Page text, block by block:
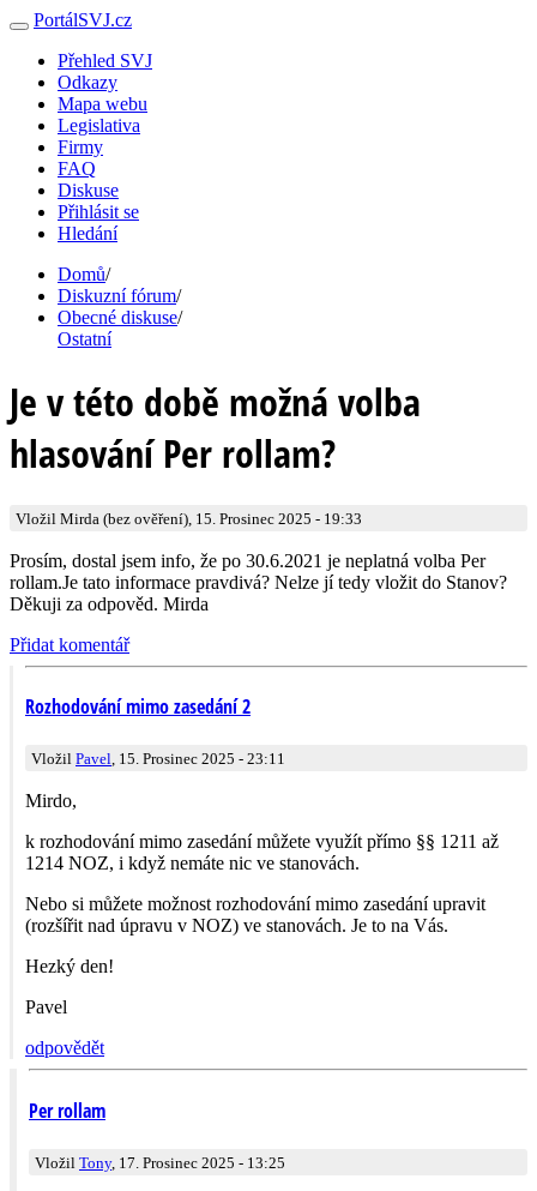
PortálSVJ.cz
Přehled SVJ
Odkazy
Mapa webu
Legislativa
Firmy
FAQ
Diskuse
Přihlásit se
Hledání
Domů/
Diskuzní fórum/
Obecné diskuse/
Ostatní
Je v této době možná volba
hlasování Per rollam?
Vložil Mirda (bez ověření), 15. Prosinec 2025 - 19:33
Prosím, dostal jsem info, že po 30.6.2021 je neplatná volba Per
rollam.Je tato informace pravdivá? Nelze jí tedy vložit do Stanov?
Děkuji za odpověd. Mirda
Přidat komentář
Rozhodování mimo zasedání 2
Vložil Pavel, 15. Prosinec 2025 - 23:11
Mirdo,
k rozhodování mimo zasedání můžete využít přímo §§ 1211 až
1214 NOZ, i když nemáte nic ve stanovách.
Nebo si můžete možnost rozhodování mimo zasedání upravit
(rozšířit nad úpravu v NOZ) ve stanovách. Je to na Vás.
Hezký den!
Pavel
odpovědět
Per rollam
Vložil Tony, 17. Prosinec 2025 - 13:25